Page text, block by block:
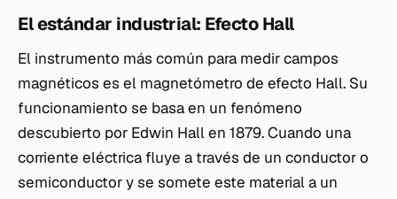
El estándar industrial: Efecto Hall
El instrumento más común para medir campos
magnéticos es el magnetómetro de efecto Hall. Su
funcionamiento se basa en un fenómeno
descubierto por Edwin Hall en 1879. Cuando una
corriente eléctrica fluye a través de un conductor o
semiconductor y se somete este material a un